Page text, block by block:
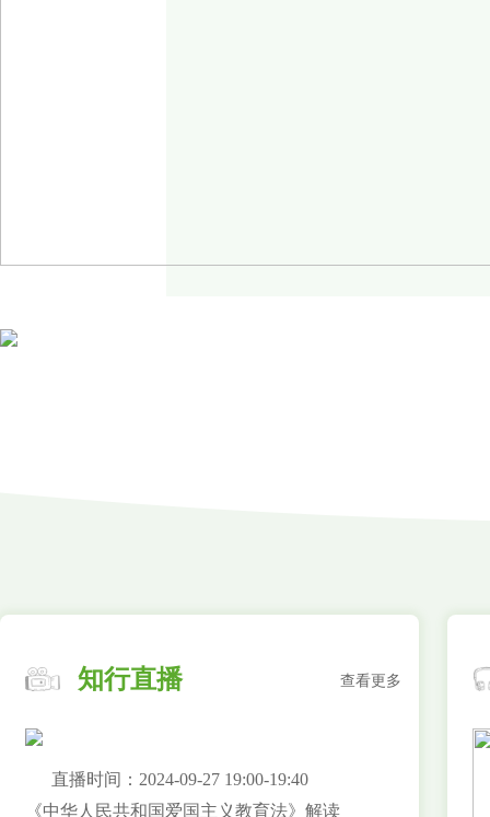
知行直播 查看更多
直播时间：2024-09-27 19:00-19:40
《中华人民共和国爱国主义教育法》解读